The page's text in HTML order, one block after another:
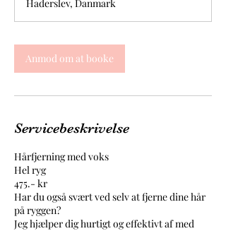
1
5
i
n
Haderslev, Danmark
Anmod om at booke
Servicebeskrivelse
Hårfjerning med voks
Hel ryg
475.- kr
Har du også svært ved selv at fjerne dine hår
på ryggen?
Jeg hjælper dig hurtigt og effektivt af med